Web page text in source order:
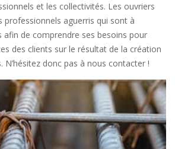
et les collectivités. Les ouvriers
professionnels aguerris qui sont à
afin de comprendre ses besoins pour
des clients sur le résultat de la création
N’hésitez donc pas à nous contacter !